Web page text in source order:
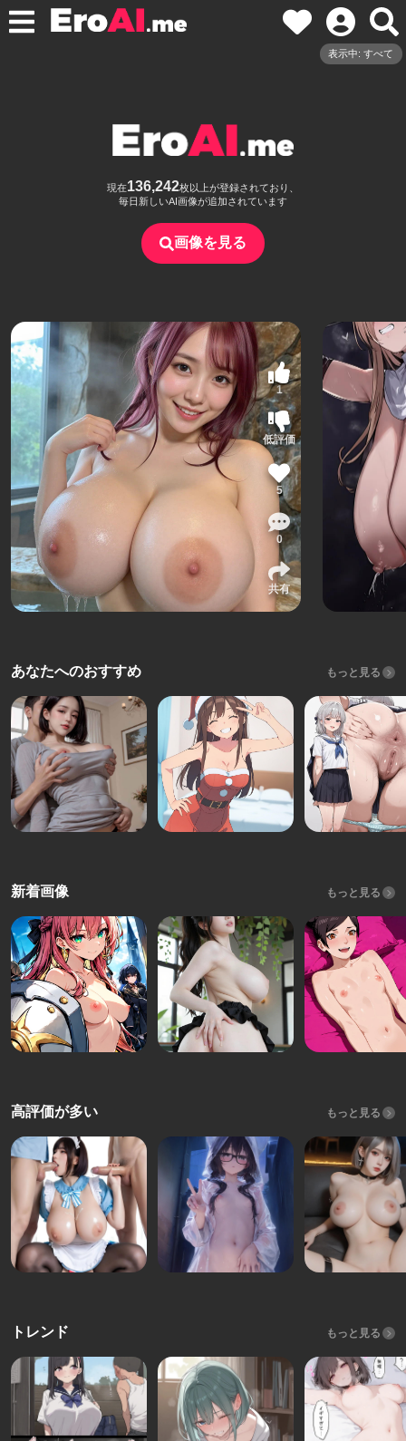
表示中: すべて
現在136,242枚以上が登録されており、
毎日新しいAI画像が追加されています
画像を見る
1
低評価
5
0
共有
あなたへのおすすめ もっと見る
新着画像 もっと見る
高評価が多い もっと見る
トレンド もっと見る